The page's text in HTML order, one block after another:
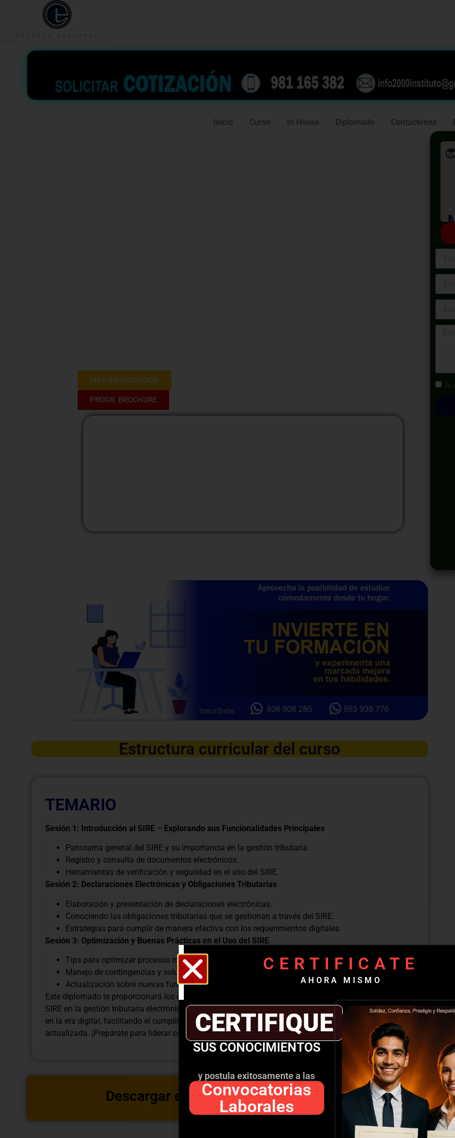
Inicio Curso In House Diplomado Contáctenos
MAS INFORMACIÓN
PROGR. BROCHURE
Estructura curricular del curso
TEMARIO
Sesión 1: Introducción al SIRE – Explorando sus Funcionalidades Principales
Panorama general del SIRE y su importancia en la gestión tributaria.
Registro y consulta de documentos electrónicos.
Herramientas de verificación y seguridad en el uso del SIRE.
Sesión 2: Declaraciones Electrónicas y Obligaciones Tributarias
Elaboración y presentación de declaraciones electrónicas.
Conociendo las obligaciones tributarias que se gestionan a través del SIRE.
Estrategias para cumplir de manera efectiva con los requerimientos digitales.
Sesión 3: Optimización y Buenas Prácticas en el Uso del SIRE
Tips para optimizar procesos mediante el SIRE.
Manejo de contingencias y solución de problemas comunes.
Actualización sobre nuevas funcionalidades y cambios normativos.
Este diplomado te proporcionará los conocimientos necesarios para sacar el máximo provecho del
SIRE en la gestión tributaria electrónica. Únete a nosotros y adquiere las habilidades que te destacarán
en la era digital, facilitando el cumplimiento de tus obligaciones tributarias de manera eficaz y
actualizada. ¡Prepárate para liderar con confianza en el entorno digital de la SUNAT!
Descargar estructura curricular en PDF
CERTIFICATE
AHORA MISMO
CERTIFIQUE
SUS CONOCIMIENTOS
y postula exitosamente a las
Convocatorias
Laborales